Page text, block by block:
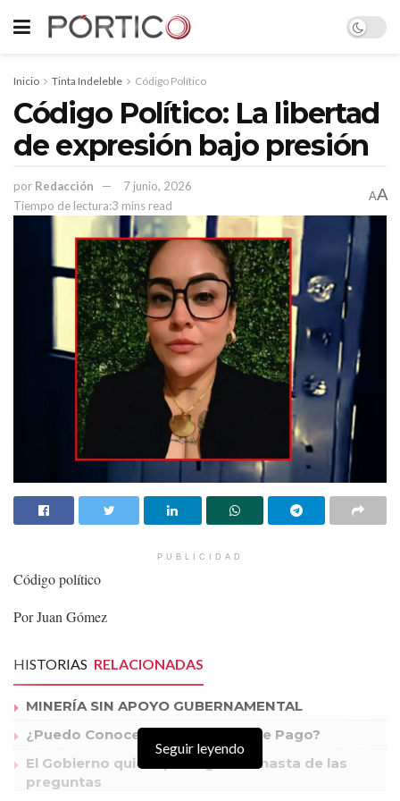
Inicio Tinta Indeleble Código Político
Código Político: La libertad
de expresión bajo presión
por Redacción
7 junio, 2026
Tiempo de lectura:3 mins read
AA
PUBLICIDAD
Código político
Por Juan Gómez
HISTORIAS RELACIONADAS
MINERÍA SIN APOYO GUBERNAMENTAL
¿Puedo Conocer mi Capacidad de Pago?
El Gobierno quiere protegernos hasta de las
preguntas
Seguir leyendo